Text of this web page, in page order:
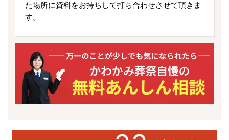
た場所に資料をお持ちして打ち合わせさせて頂きま
す。